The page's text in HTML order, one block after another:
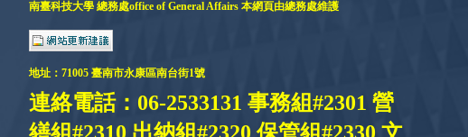
南臺科技大學 總務處office of General Affairs 本網頁由總務處維護
地址： 71005 臺南市永康區南台街1號
連絡電話：06-2533131 事務組#2301 營